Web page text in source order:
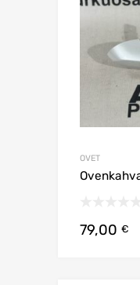
OVET
79,00 €